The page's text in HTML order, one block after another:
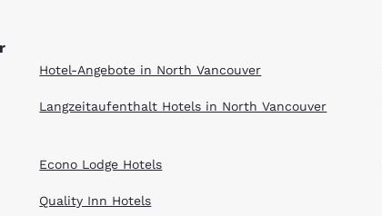
Hotel-Angebote in North Vancouver
Langzeitaufenthalt Hotels in North Vancouver
Econo Lodge Hotels
Quality Inn Hotels